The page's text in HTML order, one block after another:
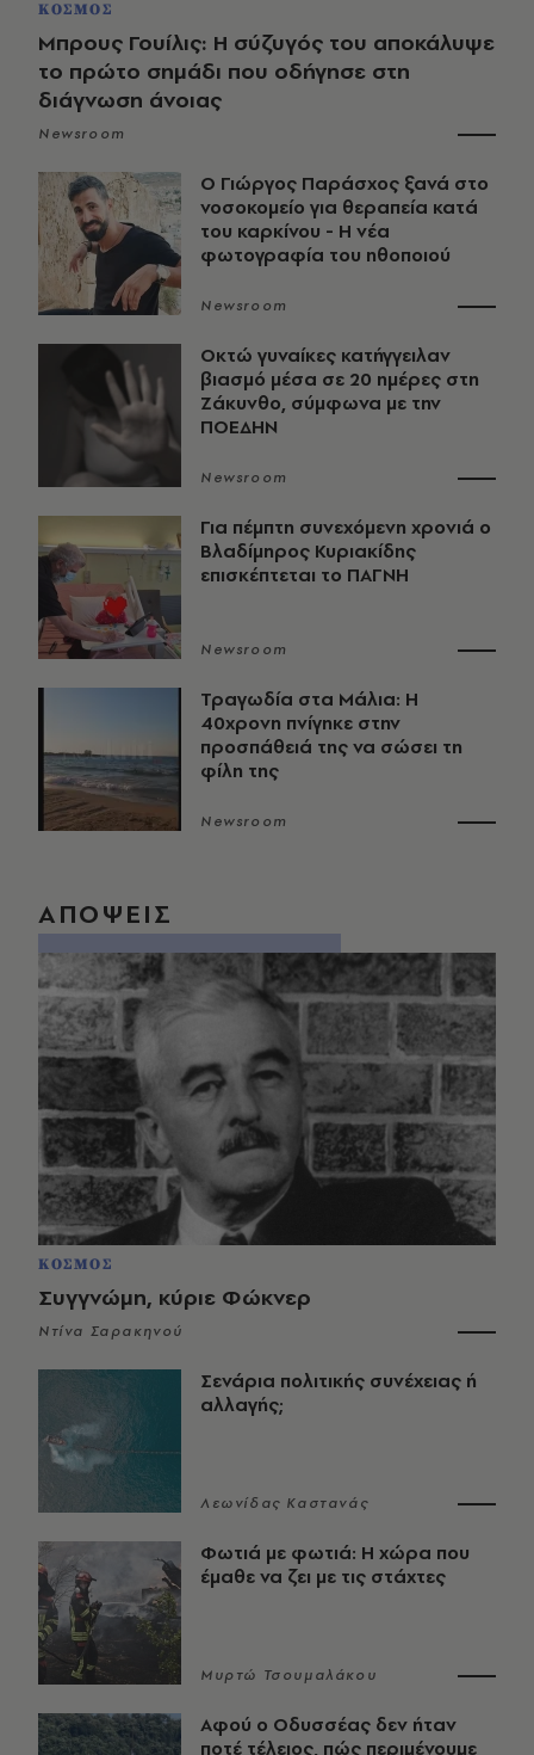
ΚΟΣΜΟΣ
Μπρους Γουίλις: Η σύζυγός του αποκάλυψε
το πρώτο σημάδι που οδήγησε στη
διάγνωση άνοιας
Newsroom
O Γιώργος Παράσχος ξανά στο
νοσοκομείο για θεραπεία κατά
του καρκίνου - Η νέα
φωτογραφία του ηθοποιού
Newsroom
Οκτώ γυναίκες κατήγγειλαν
βιασμό μέσα σε 20 ημέρες στη
Ζάκυνθο, σύμφωνα με την
ΠΟΕΔΗΝ
Newsroom
Για πέμπτη συνεχόμενη χρονιά ο
Βλαδίμηρος Κυριακίδης
επισκέπτεται το ΠΑΓΝΗ
Newsroom
Τραγωδία στα Μάλια: Η
40χρονη πνίγηκε στην
προσπάθειά της να σώσει τη
φίλη της
Newsroom
ΑΠΟΨΕΙΣ
ΚΟΣΜΟΣ
Συγγνώμη, κύριε Φώκνερ
Ντίνα Σαρακηνού
Σενάρια πολιτικής συνέχειας ή
αλλαγής;
Λεωνίδας Καστανάς
Φωτιά με φωτιά: Η χώρα που
έμαθε να ζει με τις στάχτες
Μυρτώ Τσουμαλάκου
Αφού ο Οδυσσέας δεν ήταν
ποτέ τέλειος, πώς περιμένουμε